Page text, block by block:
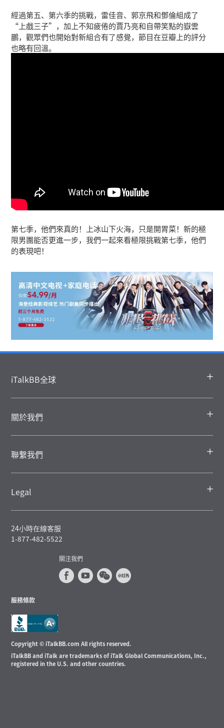
經過第五、第六季的挑戰，雷佳音、郭京飛和鄧倫組成了
“上戲三子”，加上不知疲倦的賈乃亮和自帶笑點的嶽雲
鵬，觀眾們也開始對新組合有了感覺，節目在豆瓣上的評分
也略有回溫。
第七季，他們來真的！上冰山下火海，只是開胃菜！新的極
限男團能否更進一步，我們一起來看極限挑戰第七季，他們
的表現吧！
iTalkBB全球
關於我們
聯繫我們
Legal
24小時在線客服
1-877-482-5522
關注我們
服務條款
Copyright © iTalkBB.com All rights reserved.
iTalkBB and iTalk are trademarks of iTalk Global Communications, Inc.,
registered in the U.S. and other countries.